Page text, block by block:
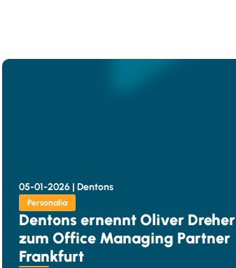
05-01-2026 | Dentons
Personalia
Dentons ernennt Oliver Dreher
zum Office Managing Partner
Frankfurt